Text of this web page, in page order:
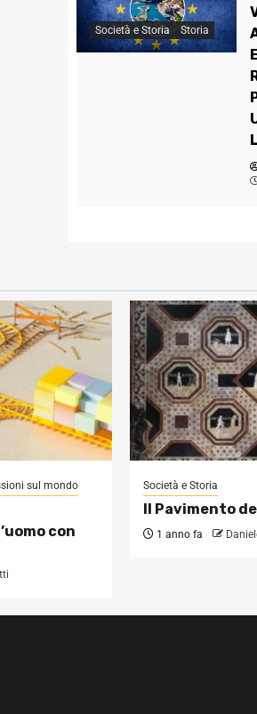
Società e Storia Storia
sul mondo
con
Società e Storia
Il Pavimento
1 anno fa